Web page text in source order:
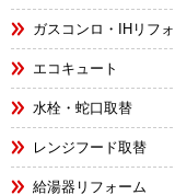
ガスコンロ・IHリフ
エコキュート
水栓・蛇口取替
レンジフード取替
給湯器リフォーム